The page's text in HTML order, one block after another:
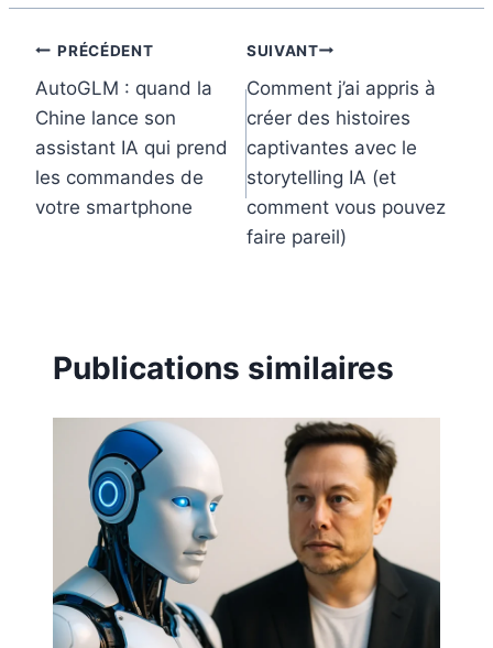
k
s
t
n
Navigation
de
l’article
PRÉCÉDENT
AutoGLM : quand la
Chine lance son
assistant IA qui prend
les commandes de
votre smartphone
SUIVANT
Comment j’ai appris à
créer des histoires
captivantes avec le
storytelling IA (et
comment vous pouvez
faire pareil)
Publications similaires